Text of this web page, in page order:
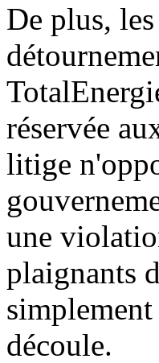
De plus,
réservée
litige
une
plaignants
découle.